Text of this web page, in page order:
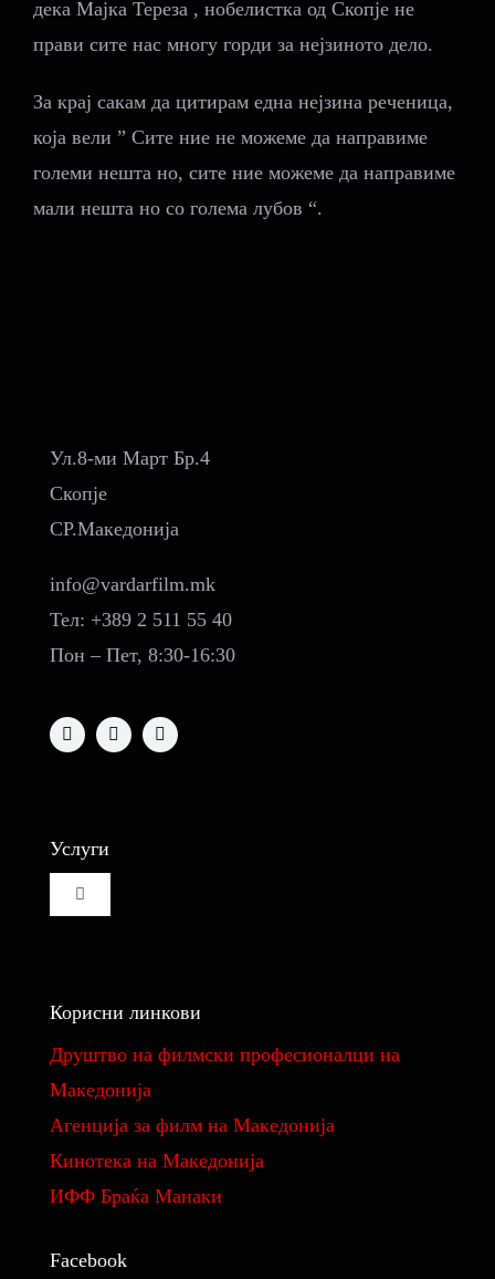
дека Мајка Тереза , нобелистка од Скопје не
прави сите нас многу горди за нејзиното дело.
За крај сакам да цитирам една нејзина реченица,
која вели ” Сите ние не можеме да направиме
големи нешта но, сите ние можеме да направиме
мали нешта но со голема лубов “.
Ул.8-ми Март Бр.4
Скопје
СР.Македонија
info@vardarfilm.mk
Тел: +389 2 511 55 40
Пон – Пет, 8:30-16:30
Услуги
Toggle
Navigation
Изнајмување на студио за монтажа и колор
Реквизити
Филмови
Корисни линкови
Друштво на филмски професионалци на
Македонија
Aгенција за филм на Македонија
Кинотека на Македонија
ИФФ Браќа Манаки
Facebook